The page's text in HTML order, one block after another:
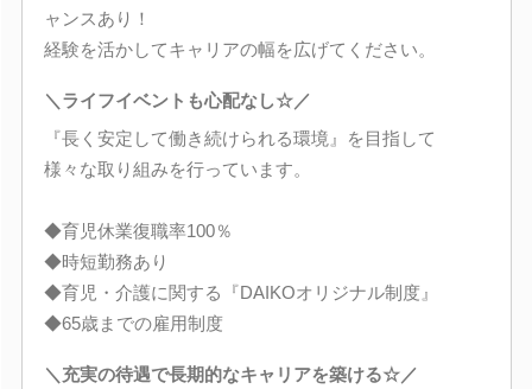
ャンスあり！
経験を活かしてキャリアの幅を広げてください。
＼ライフイベントも心配なし☆／
『長く安定して働き続けられる環境』を目指して
様々な取り組みを行っています。
◆育児休業復職率100％
◆時短勤務あり
◆育児・介護に関する『DAIKOオリジナル制度』
◆65歳までの雇用制度
＼充実の待遇で長期的なキャリアを築ける☆／